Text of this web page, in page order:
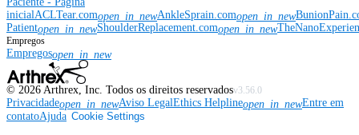
inicialACLTear.comopen_in_newAnkleSprain.comopen_in_new
Patientopen_in_newShoulderReplacement.comopen_in_new
Empregos
Empregosopen_in_new
© 2026 Arthrex, Inc. Todos os direitos reservadosv3.56.0
Privacidadeopen_in_newAviso LegalEthics Helplineopen_in_newEntre em
contatoAjuda Cookie Settings